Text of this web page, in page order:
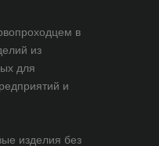
в
из
для
и
изделия без